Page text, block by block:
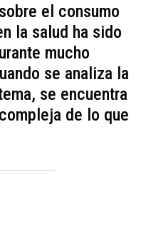
el consumo
la salud ha sido
mucho
se analiza la
se encuentra
de lo que